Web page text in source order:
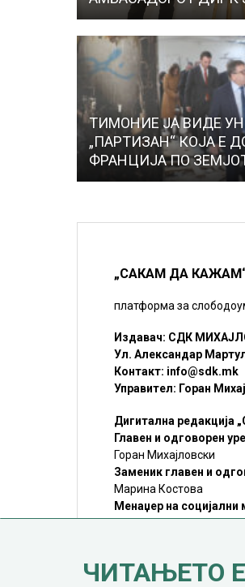
ТИМОНИЕ ЈА ВИДЕ
„ПАРТИЗАН“ КОЈА Е
ФРАНЦИЈА ПО
„САКАМ ДА
платформа за
Издавач: СДК
Ул. Александар
Контакт: info@sdk.mk
Управител: Горан
Дигитална редакција
Главен и одговорен
Горан Михајловски
Заменик главен и
Марина Костова
Менаџер на социјални
Мирослав Илиоски
©SDK.MK Крадењето авторски
Преземањето на авторски
ЧИТАЊЕТО